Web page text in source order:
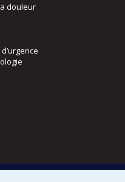
douleur
nucléaire